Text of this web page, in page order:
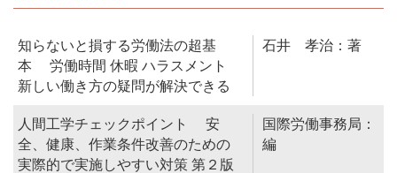
知らないと損する労働法の超基
本 労働時間 休暇 ハラスメント
新しい働き方の疑問が解決できる
石井 孝治：著
人間工学チェックポイント 安
全、健康、作業条件改善のための
実際的で実施しやすい対策 第２版
国際労働事務局：
編